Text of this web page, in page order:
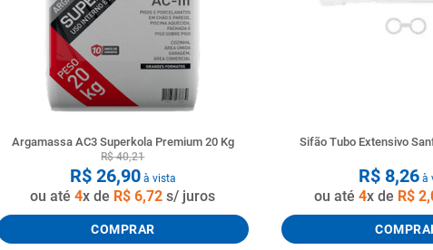
Argamassa AC3 Superkola Premium 20 Kg
R$ 40,21
R$ 26,90à vista
ou até4x de R$ 6,72 s/ juros
COMPRAR
Sifão Tubo Extensivo
R$ 8,26 à
ou até4x de R$ 2,